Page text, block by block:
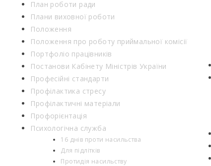
План роботи ради
Плани виховної роботи
Положення
Положення про роботу приймальної комісії
Портфоліо працівників
Постанови Кабінету Міністрів України
Професійні стандарти
Профілактика стресу
Профілактичні матеріали
Профорієнтація
Психологічна служба
16 днів проти насильства
Для підлітків
Протидія насильству